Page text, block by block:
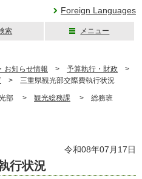
Foreign Languages
索 メニュー
お知らせ情報 > 予算執行・財政 >
> 三重県観光部交際費執行状況
部 > 観光総務課 > 総務班
令和08年07月17日
行状況